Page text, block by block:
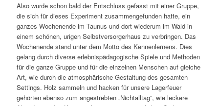
Also wurde schon bald der Entschluss gefasst mit einer Gruppe,
die sich für dieses Experiment zusammengefunden hatte, ein
ganzes Wochenende im Taunus und dort wiederum im Wald in
einem schönen, urigen Selbstversorgerhaus zu verbringen. Das
Wochenende stand unter dem Motto des Kennenlernens. Dies
gelang durch diverse erlebnispädagogische Spiele und Methoden
für die ganze Gruppe und für die einzelnen Menschen auf gleiche
Art, wie durch die atmosphärische Gestaltung des gesamten
Settings. Holz sammeln und hacken für unsere Lagerfeuer
gehörten ebenso zum angestrebten „Nichtalltag“, wie leckere